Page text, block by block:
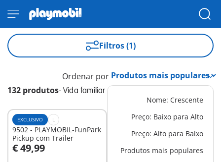
Filtros (1)
132 produtos- Vida familiar
Ordenar por
Nome: Crescente
Preço: Baixo para Alto
Preço: Alto para Baixo
Produtos mais populares
EXCLUSIVO L
9502 - PLAYMOBIL-FunPark
Pickup com Trailer
€ 49,99
Ao carrinho
71444 - Pastor com
rebanho de ovelhas
€ 14,99
Ao carrinho